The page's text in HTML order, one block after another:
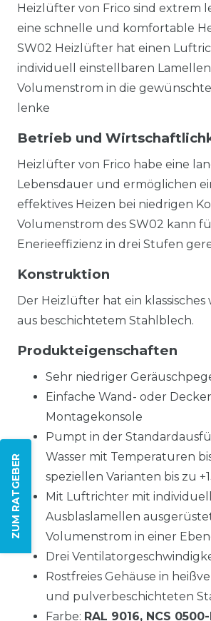
ZUM RATGEBER
Heizlüfter von Frico sind extrem
eine schnelle und komfortable
SW02 Heizlüfter hat einen
individuell einstellbaren
Volumenstrom in die
lenke
Betrieb und
Heizlüfter von Frico habe eine
Lebensdauer und ermöglichen
effektives Heizen bei niedrigen
Volumenstrom des SW02 kann
Enerieeffizienz in drei Stufen
Konstruktion
Der Heizlüfter hat ein klassisches
aus beschichtetem Stahlblech.
Produkteigenschaften
Sehr niedriger
Einfache Wand- oder
Montagekonsole
Pumpt in der
Wasser mit Temperaturen bis
speziellen Varianten bis zu
Mit Luftrichter mit
Ausblaslamellen
Volumenstrom in einer
Drei
Rostfreies Gehäuse in
und pulverbeschichteten
Farbe: RAL 9016, NCS